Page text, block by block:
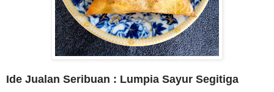
Ide Jualan Seribuan : Lumpia Sayur Segitiga